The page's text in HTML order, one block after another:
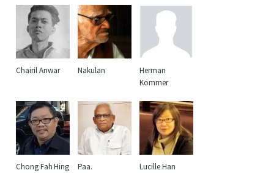
Chairil Anwar Nakulan
Herman
Kommer
Chong Fah Hing
Paa.
Lucille Han